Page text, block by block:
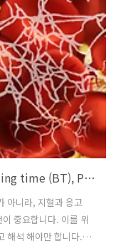
에 의해 혈소판 표면에
복합체가 비장의 대식
부분 6개월 이내 자연
출혈성 질환의 진단 : 혈소판수, Bleeding time (BT), PT 와 aPTT, 피브리노겐 측정
아니라, 지혈과 응고
중요합니다. 이를 위
해석 해야만 합니다.